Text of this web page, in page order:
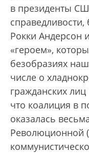
в президенты
Рокки Андерсон
«героем»,
безобразиях
числе о
гражданских лиц
что коалиция в
оказалась
Революционной